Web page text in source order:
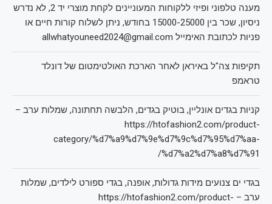
מענה טלפוני ופיזי ללקוחות המעוניינים לקחת מוצרי יד 2, לא נדרש
ניסיון, שכר בין 15000-25000 בחודש, ניתן לשלוח קורות חיים או
פניות לכתובת האימייל allwhatyouneed2024@gmail.com
תקיפות צה"ל באיראן לאחר הארכת האולטימטום של דונלד
טראמפ
קניות בגדים אונליין, בוטיק בגדים, הלבשה תחתונה, שמלות ערב –
https://htofashion2.com/product-
category/%d7%a9%d7%9e%d7%9c%d7%95%d7%aa-
%d7%a2%d7%a8%d7%91/
בגדי ים צנועים מידות גדולות, אופנה, בגדי ספורט לילדים, שמלות
ערב – https://htofashion2.com/product-